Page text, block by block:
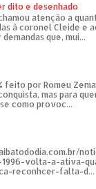
dito e desenhado
atenção a
à coronel Cleide e
que, mui...
feito por Romeu
mas para
como provoc...
volta-a-ativa-
reconhcer-falta-d...